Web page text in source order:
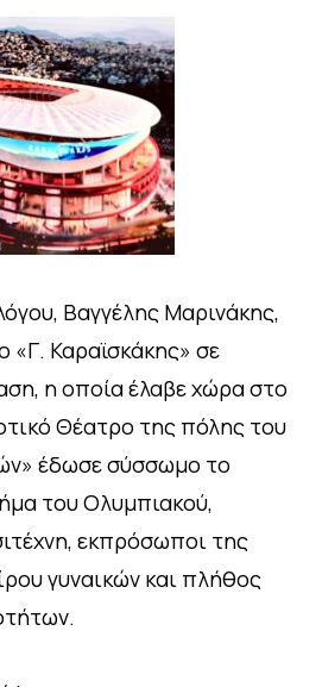
Βαγγέλης Μαρινάκης,
«Γ. Καραϊσκάκης» σε
η οποία έλαβε χώρα στο
Θέατρο της πόλης του
έδωσε σύσσωμο το
του Ολυμπιακού,
εκπρόσωποι της
γυναικών και πλήθος